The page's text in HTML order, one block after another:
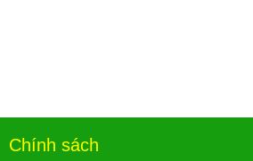
Chính sách